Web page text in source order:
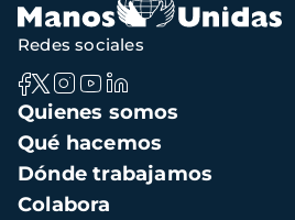
Navegación
principal
Quienes somos
Qué hacemos
Dónde trabajamos
Colabora
Redes sociales